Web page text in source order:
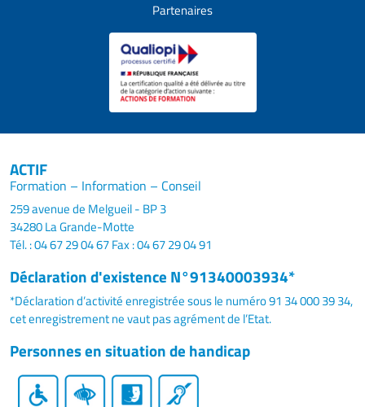
Partenaires
ACTIF
Formation – Information – Conseil
259 avenue de Melgueil - BP 3
34280 La Grande-Motte
Tél. : 04 67 29 04 67Fax : 04 67 29 04 91
Déclaration d'existence N°91340003934*
*Déclaration d’activité enregistrée sous le numéro 91 34 000 39 34,
cet enregistrement ne vaut pas agrément de l’Etat.
Personnes en situation de handicap